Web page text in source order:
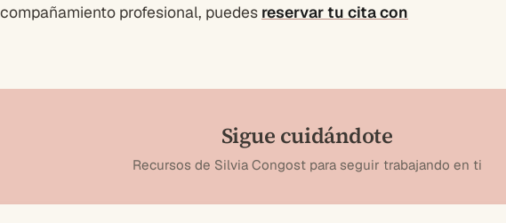
profesional, puedes reservar tu cita con
Sigue cuidándote
Recursos de Silvia Congost para seguir trabajando en ti